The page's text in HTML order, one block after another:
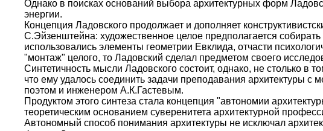
Однако в поисках оснований выбора архитектурных форм
энергии.
Концепция Ладовского продолжает и дополняет
С.Эйзенштейна: художественное целое предполагается
использовались элементы геометрии Евклида, отчасти
"монтаж" целого, то Ладовский сделал предметом своего
Синтетичность мысли Ладовского состоит, однако, не столько в
что ему удалось соединить задачи преподавания архитектуры
поэтом и инженером А.К.Гастевым.
Продуктом этого синтеза стала концепция "автономии
теоретическим основанием суверенитета архитектурной
Автономный способ понимания архитектуры не исключал